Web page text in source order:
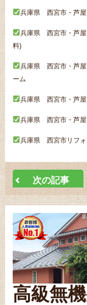
兵庫県 西宮市・芦屋
兵庫県 西宮市・芦屋
料)
兵庫県 西宮市・芦
ーム
兵庫県 西宮市・芦屋
兵庫県 西宮市・芦屋
兵庫県 西宮市リフ
次の記事
高級無